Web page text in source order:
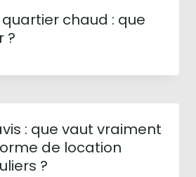
chaud : que
?
: que vaut vraiment
de location
?